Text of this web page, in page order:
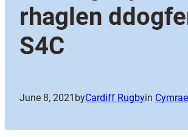
rhaglen
S4C
June 8, 2021 byCardiff Rugbyin